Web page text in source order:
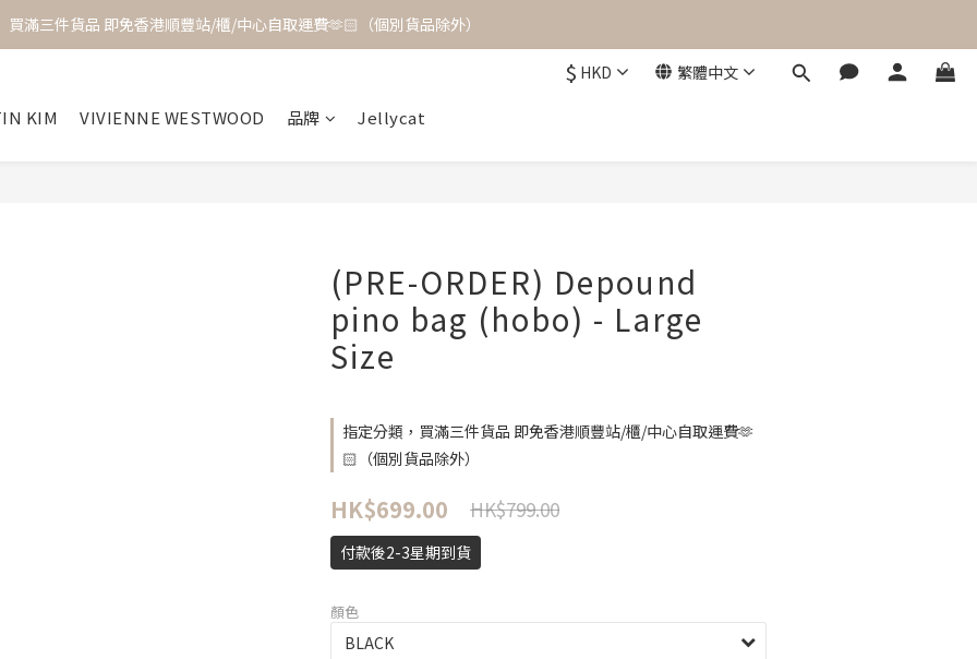
買滿三件貨品 即免香港順豐站/櫃/中心自取運費🫶🏻（個別貨品除外）
$ HKD 繁體中文
KIM VIVIENNE WESTWOOD 品牌 Jellycat
(PRE-ORDER) Depound
pino bag (hobo) - Large
Size
指定分類，買滿三件貨品 即免香港順豐站/櫃/中心自取運費🫶
🏻（個別貨品除外）
HK$699.00 HK$799.00
付款後2-3星期到貨
顏色